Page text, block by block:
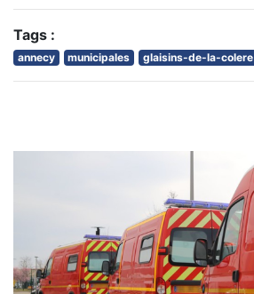
Tags :
annecy municipales glaisins-de-la-colere